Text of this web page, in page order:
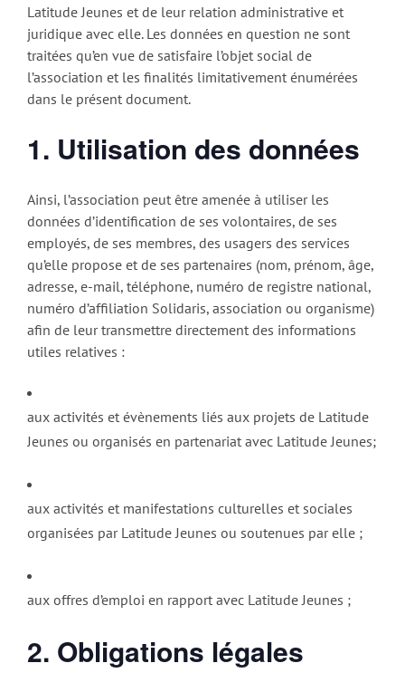
Latitude Jeunes et de leur relation administrative et
juridique avec elle. Les données en question ne sont
traitées qu’en vue de satisfaire l’objet social de
l’association et les finalités limitativement énumérées
dans le présent document.
1. Utilisation des données
Ainsi, l’association peut être amenée à utiliser les
données d’identification de ses volontaires, de ses
employés, de ses membres, des usagers des services
qu’elle propose et de ses partenaires (nom, prénom, âge,
adresse, e-mail, téléphone, numéro de registre national,
numéro d’affiliation Solidaris, association ou organisme)
afin de leur transmettre directement des informations
utiles relatives :
aux activités et évènements liés aux projets de Latitude
Jeunes ou organisés en partenariat avec Latitude Jeunes;
aux activités et manifestations culturelles et sociales
organisées par Latitude Jeunes ou soutenues par elle ;
aux offres d’emploi en rapport avec Latitude Jeunes ;
2. Obligations légales